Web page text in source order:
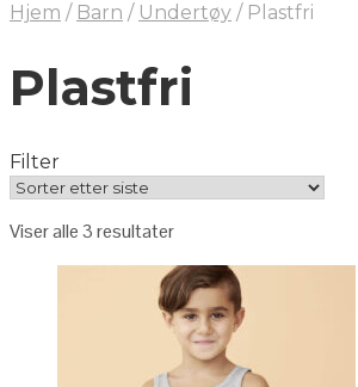
Hjem / Barn / Undertøy / Plastfri
Plastfri
Filter
Viser alle 3 resultater